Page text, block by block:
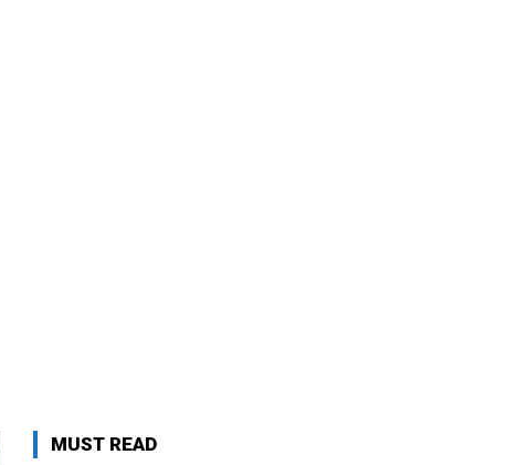
MUST READ